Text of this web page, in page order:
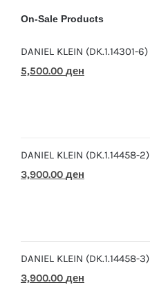
On-Sale Products
DANIEL KLEIN (DK.1.14301-6)
Original
5,500.00 ден
DANIEL KLEIN (DK.1.14458-2)
Original
3,900.00 ден
DANIEL KLEIN (DK.1.14458-3)
Original
3,900.00 ден